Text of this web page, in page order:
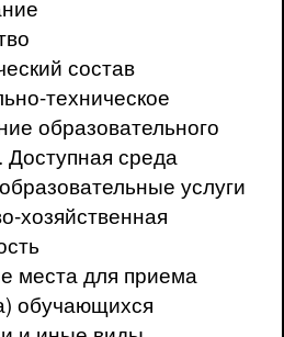
состав
техническое
образовательного
Доступная среда
услуги
хозяйственная
места для приема
обучающихся